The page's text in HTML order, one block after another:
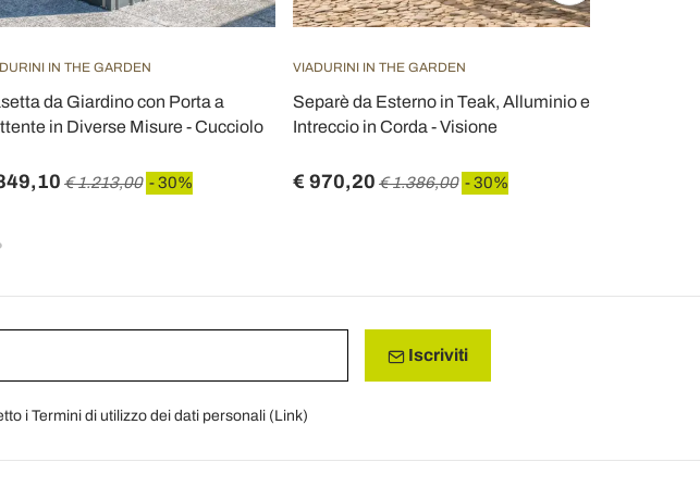
IN THE GARDEN
da Giardino con Porta a
in Diverse Misure - Cucciolo
€ 1.213,00 - 30%
VIADURINI IN THE GARDEN
Separè da Esterno in Teak, Alluminio e
Intreccio in Corda - Visione
€ 970,20 € 1.386,00 - 30%
Iscriviti
i Termini di utilizzo dei dati personali (Link)